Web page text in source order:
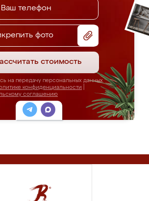
фото
стоимость
на передачу персональных данных
конфиденциальности
соглашению